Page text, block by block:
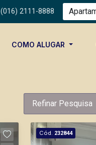
(016) 2111-8888
COMO ALUGAR
Refinar Pesquisa
Cód. 232844